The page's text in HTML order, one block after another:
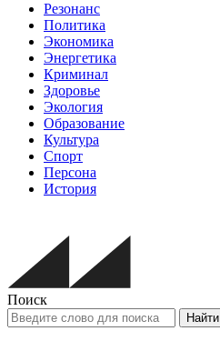
Резонанс
Политика
Экономика
Энергетика
Криминал
Здоровье
Экология
Образование
Культура
Спорт
Персона
История
Поиск
Найти